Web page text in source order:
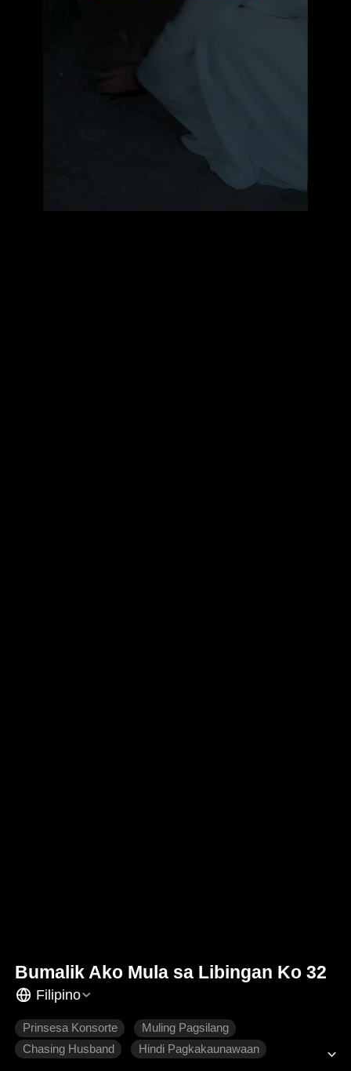
Bumalik Ako Mula sa Libingan Ko 32
Filipino
Prinsesa Konsorte
Muling Pagsilang
Chasing Husband
Hindi Pagkakaunawaan